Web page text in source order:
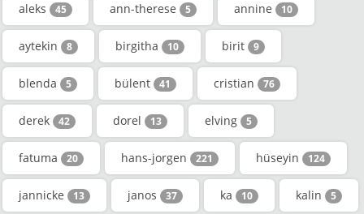
aleks 45 ann-therese 5 annine 10
aytekin 8 birgitha 10 birit 9
blenda 5 bülent 41 cristian 76
derek 42 dorel 13 elving 5
fatuma 20 hans-jorgen 221 hüseyin 124
jannicke 13 janos 37 ka 10 kalin 5